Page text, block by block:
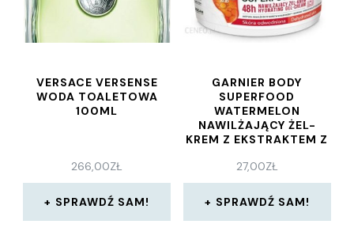
VERSACE VERSENSE
WODA TOALETOWA
100ML
266,00ZŁ
SPRAWDŹ SAM!
GARNIER BODY
SUPERFOOD
WATERMELON
NAWILŻAJĄCY ŻEL-
KREM Z EKSTRAKTEM Z
HIALURONOWYM 380
ML
27,00ZŁ
SPRAWDŹ SAM!